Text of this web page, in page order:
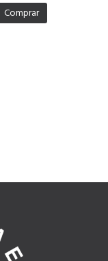
Comprar